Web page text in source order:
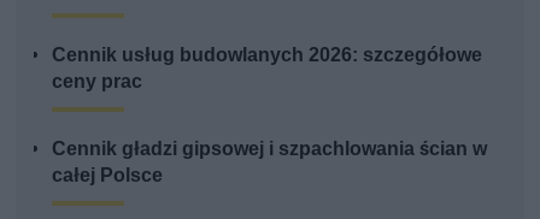
Cennik usług budowlanych 2026: szczegółowe
ceny prac
Cennik gładzi gipsowej i szpachlowania ścian w
całej Polsce